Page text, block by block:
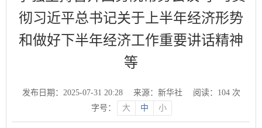
彻习近平总书记关于上半年经济形势
和做好下半年经济工作重要讲话精神
等
发布日期：2025-07-31 20:28 来源：新华社 阅读： 104次
字号：
大 中 小